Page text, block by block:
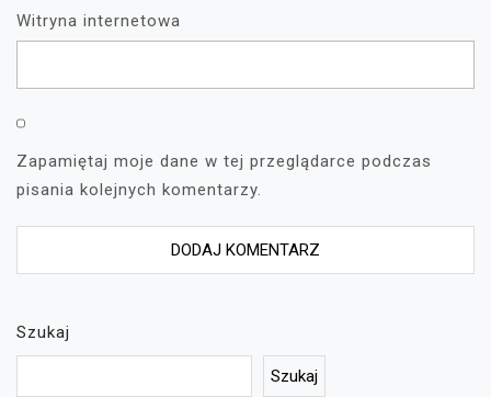
Witryna internetowa
Zapamiętaj moje dane w tej przeglądarce podczas
pisania kolejnych komentarzy.
Szukaj
Szukaj